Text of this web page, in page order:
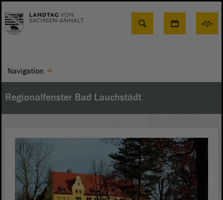
Suche
Navigation
Regionalfenster Bad Lauchstädt